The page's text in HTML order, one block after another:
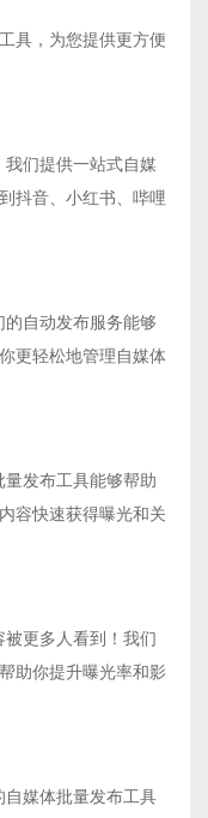
具，为您提供更方便
们提供一站式自媒
抖音、小红书、哔哩
自动发布服务能够
更轻松地管理自媒体
发布工具能够帮助
容快速获得曝光和关
更多人看到！我们
助你提升曝光率和影
媒体批量发布工具